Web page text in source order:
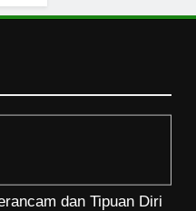
dan Tipuan Diri